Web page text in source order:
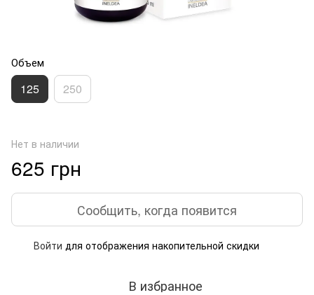
Объем
125 250
Нет в наличии
625 грн
Сообщить, когда появится
Войти для отображения накопительной скидки
В избранное